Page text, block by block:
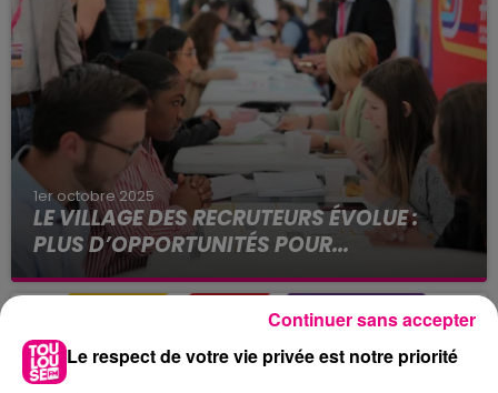
1er octobre 2025
LE VILLAGE DES RECRUTEURS ÉVOLUE :
PLUS D’OPPORTUNITÉS POUR...
Vous êtes en recherche d’emploi ou en
reconversion ? Vous connaissez peut-être déjà
Le Village des Recruteurs dont la prochaine
édition se déroulera les 8 et...
Le respect de votre vie privée est notre priorité
Continuer sans accepter